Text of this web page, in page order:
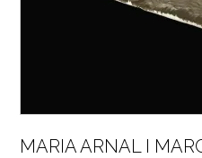
MARIA ARNAL I